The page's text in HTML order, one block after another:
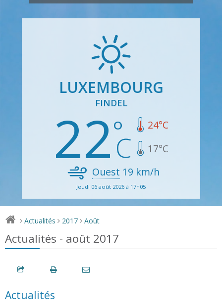
LUXEMBOURG
FINDEL
22 24°C
17°C
Ouest 19 km/h
Jeudi 06 août 2026 à 17h05
> Actualités > 2017 > Août
Actualités - août 2017
Actualités